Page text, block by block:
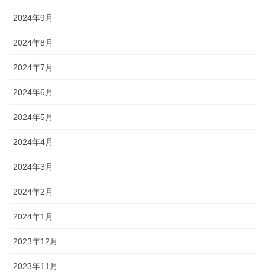
2024年9月
2024年8月
2024年7月
2024年6月
2024年5月
2024年4月
2024年3月
2024年2月
2024年1月
2023年12月
2023年11月